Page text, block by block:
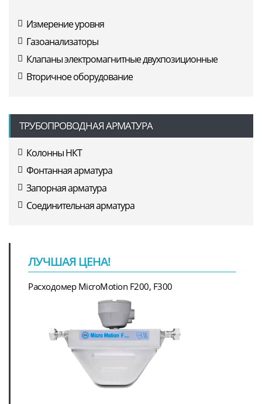
Измерение уровня
Газоанализаторы
Клапаны электромагнитные двухпозиционные
Вторичное оборудование
ТРУБОПРОВОДНАЯ АРМАТУРА
Колонны НКТ
Фонтанная арматура
Запорная арматура
Соединительная арматура
ЛУЧШАЯ ЦЕНА!
Расходомер MicroMotion F200, F300